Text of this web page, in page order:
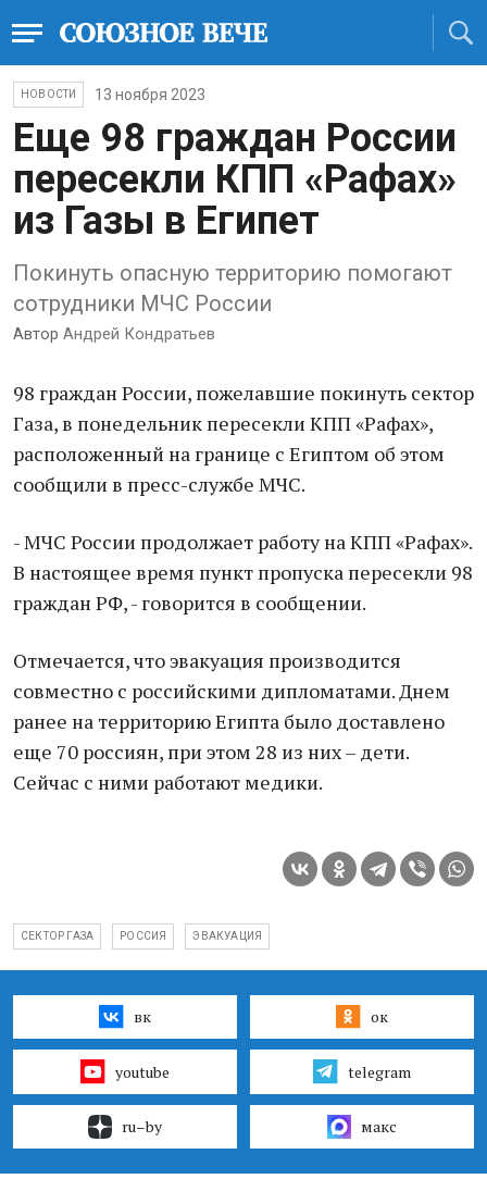
НОВОСТИ 13 ноября 2023
Еще 98 граждан России
пересекли КПП «Рафах»
из Газы в Египет
Покинуть опасную территорию помогают
сотрудники МЧС России
Автор Андрей Кондратьев
98 граждан России, пожелавшие покинуть сектор
Газа, в понедельник пересекли КПП «Рафах»,
расположенный на границе с Египтом об этом
сообщили в пресс-службе МЧС.
- МЧС России продолжает работу на КПП «Рафах».
В настоящее время пункт пропуска пересекли 98
граждан РФ, - говорится в сообщении.
Отмечается, что эвакуация производится
совместно с российскими дипломатами. Днем
ранее на территорию Египта было доставлено
еще 70 россиян, при этом 28 из них – дети.
Сейчас с ними работают медики.
СЕКТОР ГАЗА РОССИЯ ЭВАКУАЦИЯ
вк ок
youtube telegram
ru–by макс